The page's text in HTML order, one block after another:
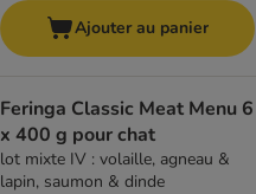
Ajouter au panier
Feringa Classic Meat Menu 6
x 400 g pour chat
lot mixte IV : volaille, agneau &
lapin, saumon & dinde